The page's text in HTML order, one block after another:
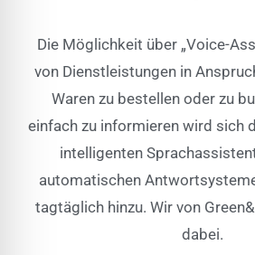
Die Möglichkeit über „Voice-
von Dienstleistungen in
Waren zu bestellen oder zu
einfach zu informieren wird sich
intelligenten
automatischen
tagtäglich hinzu. Wir von
dabei.